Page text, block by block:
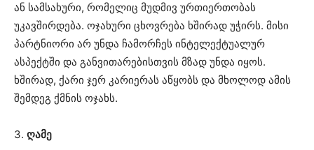
ან სამსახური, რომელიც მუდმივ ურთიერთობას
უკავშირდება. ოჯახური ცხოვრება ხშირად უჭირს. მისი
პარტნიორი არ უნდა ჩამორჩეს ინტელექტუალურ
ასპექტში და განვითარებისთვის მზად უნდა იყოს.
ხშირად, ქარი ჯერ კარიერას აწყობს და მხოლოდ ამის
შემდეგ ქმნის ოჯახს.
3. ღამე